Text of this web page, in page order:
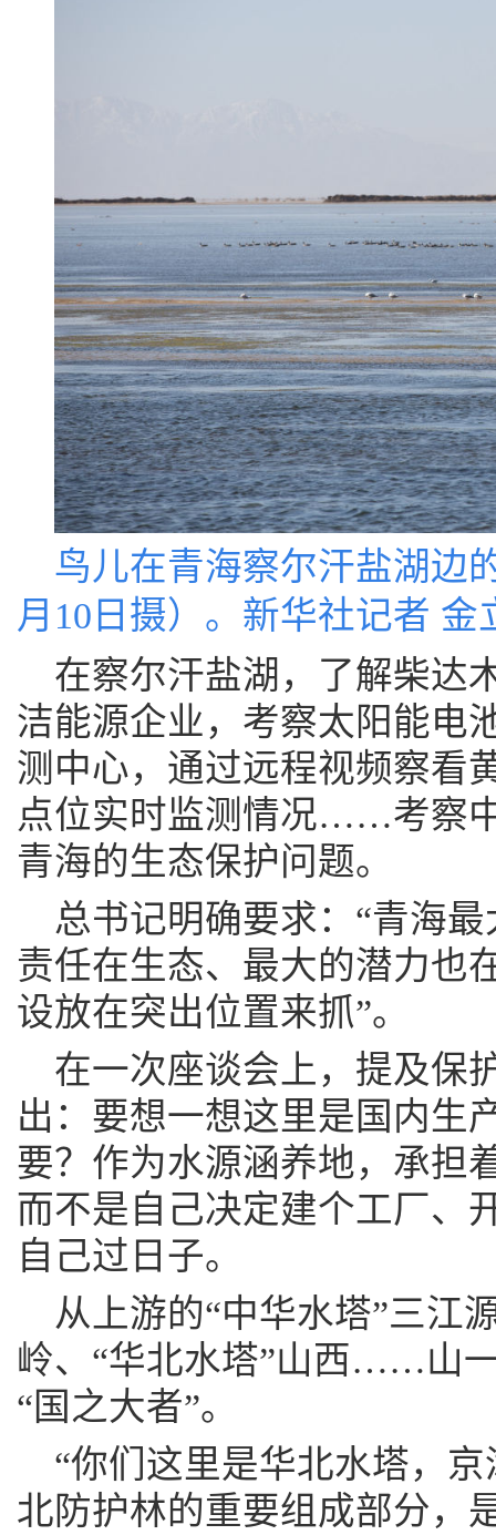
鸟儿在青海察尔汗盐湖边
月10日摄）。 新华社记者 金
在察尔汗盐湖，了解柴达
洁能源企业，考察太阳能电
测中心，通过远程视频察看
点位实时监测情况……考察
青海的生态保护问题。
总书记明确要求：“青海
责任在生态、最大的潜力也
设放在突出位置来抓”。
在一次座谈会上，提及保
出：要想一想这里是国内生
要？作为水源涵养地，承担
而不是自己决定建个工厂、
自己过日子。
从上游的“中华水塔”三江
岭、“华北水塔”山西……山
“国之大者”。
“你们这里是华北水塔，
北防护林的重要组成部分，